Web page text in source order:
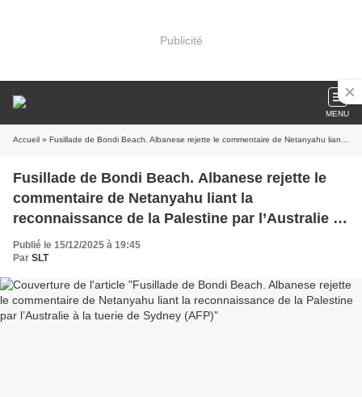
Publicité
MENU
Accueil » Fusillade de Bondi Beach. Albanese rejette le commentaire de Netanyahu liant la reconnaissance de la Palestine par l’Australie à la tuerie de Sydney (AFP)
Fusillade de Bondi Beach. Albanese rejette le
commentaire de Netanyahu liant la
reconnaissance de la Palestine par l’Australie à
la tuerie de Sydney (AFP)
Publié le 15/12/2025 à 19:45
Par SLT